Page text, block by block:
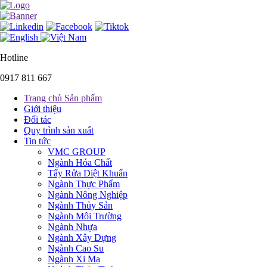
Hotline
0917 811 667
Trang chủ Sản phẩm
Giới thiệu
Đối tác
Quy trình sản xuất
Tin tức
VMC GROUP
Ngành Hóa Chất
Tẩy Rửa Diệt Khuẩn
Ngành Thực Phẩm
Ngành Nông Nghiệp
Ngành Thủy Sản
Ngành Môi Trường
Ngành Nhựa
Ngành Xây Dựng
Ngành Cao Su
Ngành Xi Mạ